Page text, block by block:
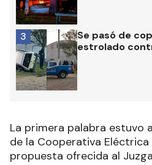
Se pasó de
estrolado
3
La primera palabra estuvo
de la Cooperativa
propuesta ofrecida al